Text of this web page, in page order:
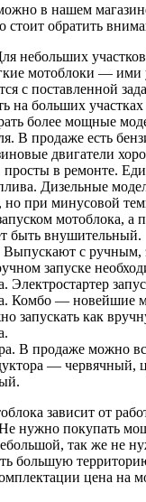
в нашем
стоит обратить
небольших
мотоблоки — ими
с поставленной
на больших
более мощные
В продаже есть
двигатели
просты в ремонте.
Дизельные
при минусовой
мотоблока, а
быть внушительный.
Выпускают с ручным,
запуске
Электростартер
Комбо — новейшие
запускать как
В продаже можно
— червячный,
зависит от
Не нужно покупать
так же не
большую
цена на